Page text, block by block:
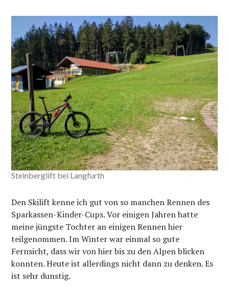
Steinberglift bei Langfurth
Den Skilift kenne ich gut von so manchen Rennen des
Sparkassen-Kinder-Cups. Vor einigen Jahren hatte
meine jüngste Tochter an einigen Rennen hier
teilgenommen. Im Winter war einmal so gute
Fernsicht, dass wir von hier bis zu den Alpen blicken
konnten. Heute ist allerdings nicht dann zu denken. Es
ist sehr dunstig.